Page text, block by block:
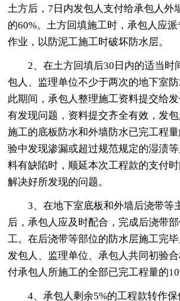
土方后，7日内发包人支付给承包人外
的60%。土方回填施工时，承包人应
作业，以防泥工施工时破坏防水层。
2、在土方回填后30日内的适当时
包人、监理单位不少于两次的地下室
此期间，承包人整理施工资料提交给
有发现问题，资料提交齐全有效，发
施工的底板防水和外墙防水已完工程
验中发现渗漏或超过规范规定的湿渍
料有缺陷时，顺延本次工程款的支付
解决好所发现的问题。
3、在地下室底板和外墙后浇带等
后，承包人应及时配合，完成后浇带
工。在后浇带等部位的防水层施工完
发包人、监理单位、承包人共同初验
付承包人所施工的全部已完工程量的
4、承包人剩余5%的工程款转作